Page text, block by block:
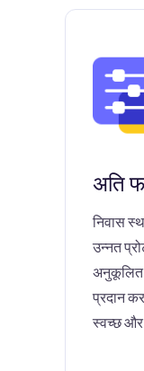
अति
निवास
उन्नत
अनुकूलित
प्रदान
स्वच्छ और